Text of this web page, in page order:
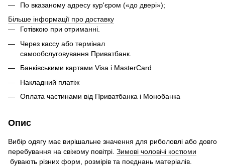
По вказаному адресу кур'єром («до двері»);
Більше інформації про доставку
Готівкою при отриманні.
Через кассу або термінал
самообслуговування Приватбанк.
Банківськими картами Visa і MasterCard
Накладний платіж
Оплата частинами від Приватбанка і Монобанка
Опис
Вибір одягу має вирішальне значення для риболовлі або довго
перебування на свіжому повітрі. Зимові чоловічі костюми
бувають різних форм, розмірів та поєднань матеріалів.